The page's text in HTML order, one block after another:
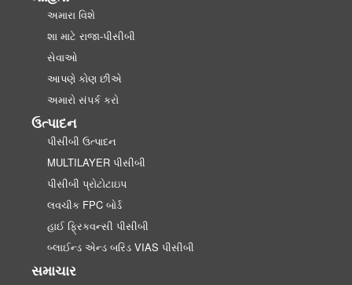
અમારા વિશે
શા માટે રાજા-પીસીબી
સેવાઓ
આપણે કોણ છીએ
અમારો સંપર્ક કરો
ઉત્પાદન
પીસીબી ઉત્પાદન
MULTILAYER પીસીબી
પીસીબી પ્રોટોટાઇપ
લવચીક FPC બોર્ડ
હાઈ ફ્રિકવન્સી પીસીબી
બ્લાઈન્ડ એન્ડ બરિડ VIAS પીસીબી
સમાચાર